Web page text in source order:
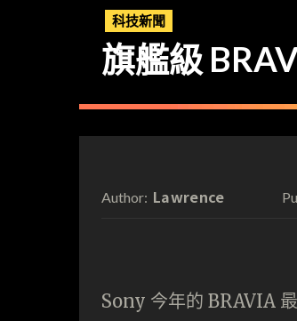
科技新聞
旗艦級
Author: Lawrence
Sony 今年的 BRAVIA